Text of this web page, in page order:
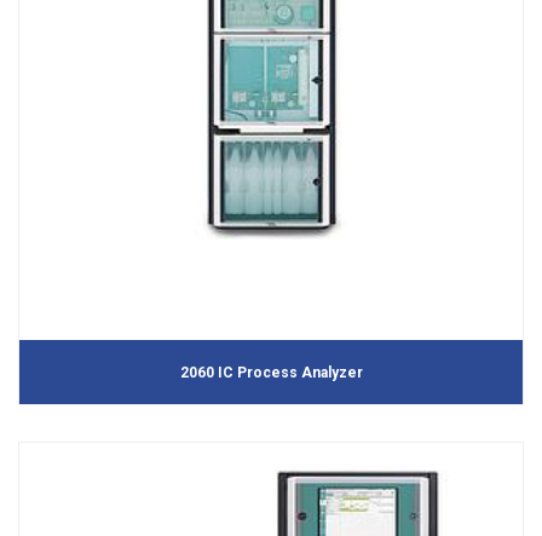
2060 IC Process Analyzer